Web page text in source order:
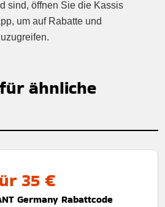
sind, öffnen Sie die Kassis
um auf Rabatte und
ähnliche
35 €
Germany Rabattcode